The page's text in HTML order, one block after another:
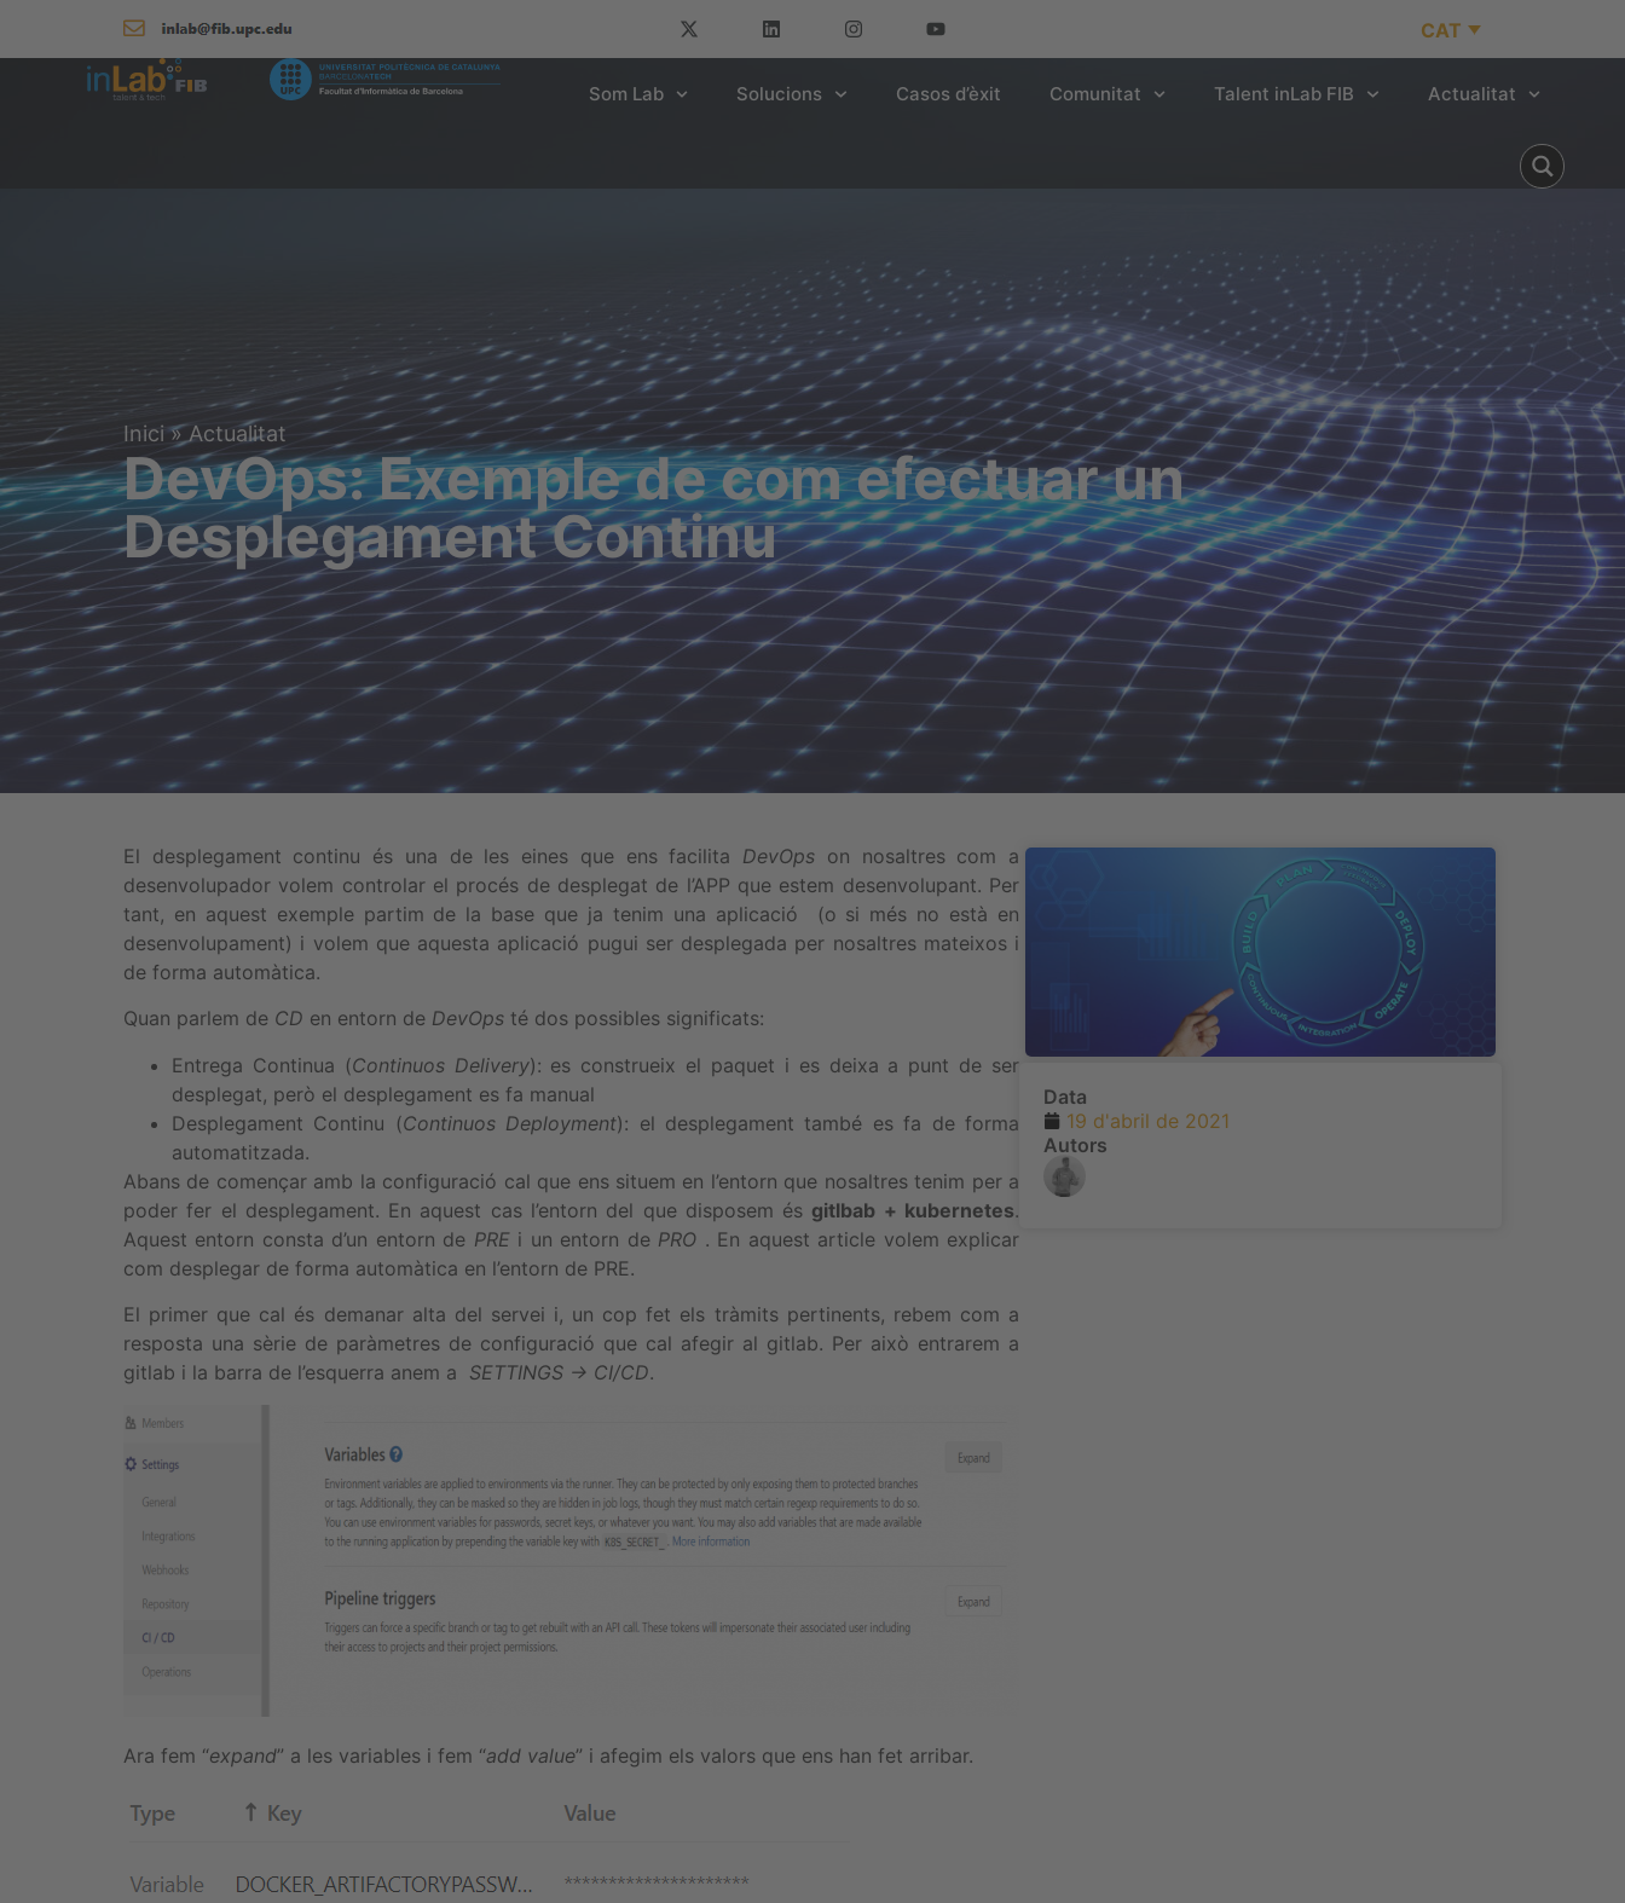
CAT
Som Lab Solucions Casos d’èxit Comunitat Talent inLab FIB Actualitat
Inici»Actualitat
DevOps: Exemple de com efectuar un
Desplegament Continu
El desplegament continu és una de les eines que ens facilita DevOps on nosaltres com a
desenvolupador volem controlar el procés de desplegat de l’APP que estem desenvolupant. Per
tant, en aquest exemple partim de la base que ja tenim una aplicació (o si més no està en
desenvolupament) i volem que aquesta aplicació pugui ser desplegada per nosaltres mateixos i
de forma automàtica.
Quan parlem de CD en entorn de DevOps té dos possibles significats:
Entrega Continua (Continuos Delivery): es construeix el paquet i es deixa a punt de ser
desplegat, però el desplegament es fa manual
Desplegament Continu (Continuos Deployment): el desplegament també es fa de forma
automatitzada.
Abans de començar amb la configuració cal que ens situem en l’entorn que nosaltres tenim per a
poder fer el desplegament. En aquest cas l’entorn del que disposem és gitlbab + kubernetes.
Aquest entorn consta d’un entorn de PRE i un entorn de PRO . En aquest article volem explicar
com desplegar de forma automàtica en l’entorn de PRE.
El primer que cal és demanar alta del servei i, un cop fet els tràmits pertinents, rebem com a
resposta una sèrie de paràmetres de configuració que cal afegir al gitlab. Per això entrarem a
gitlab i la barra de l’esquerra anem a SETTINGS -> CI/CD.
Ara fem “expand” a les variables i fem “add value” i afegim els valors que ens han fet arribar.
Data
19 d'abril de 2021
Autors